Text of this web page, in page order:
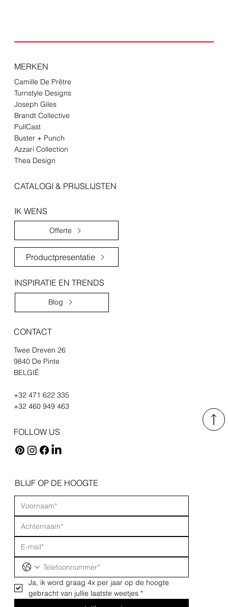
MERKEN
Camille De Prêtre
Turnstyle Designs​
Joseph Giles
Brandt Collective
PullCast
Buster + Punch
Azzari Collection
Thea Design
CATALOGI & PRIJSLIJSTEN
IK WENS
Offerte
Productpresentatie
INSPIRATIE EN TRENDS
Blog
CONTACT
Twee Dreven 26
9840 De Pinte
BELGIË
+32 471 622 335
+32 460 949 463
FOLLOW US
BLIJF OP DE HOOGTE
Ja, ik word graag 4x per jaar op de hoogte
gebracht van jullie laatste weetjes *